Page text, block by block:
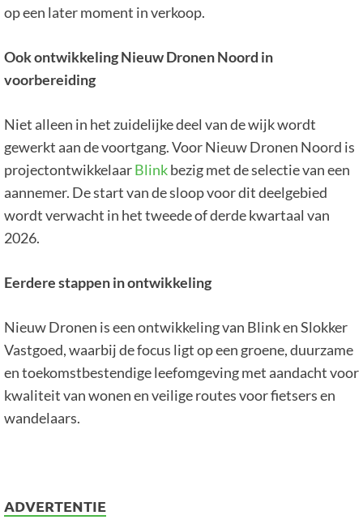
op een later moment in verkoop.
Ook ontwikkeling Nieuw Dronen Noord in
voorbereiding
Niet alleen in het zuidelijke deel van de wijk wordt
gewerkt aan de voortgang. Voor Nieuw Dronen Noord is
projectontwikkelaarBlinkbezig met de selectie van een
aannemer. De start van de sloop voor dit deelgebied
wordt verwacht in het tweede of derde kwartaal van
2026.
Eerdere stappen in ontwikkeling
Nieuw Dronen is een ontwikkeling van Blink en Slokker
Vastgoed, waarbij de focus ligt op een groene, duurzame
en toekomstbestendige leefomgeving met aandacht voor
kwaliteit van wonen en veilige routes voor fietsers en
wandelaars.
ADVERTENTIE